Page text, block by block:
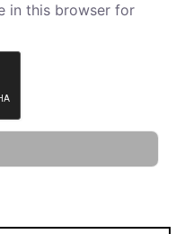
in this browser for